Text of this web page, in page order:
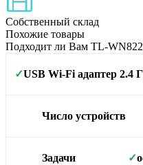
Собственный склад
Похожие товары
Подходит ли Вам TL-
Площадь покрытия
✓USB Wi-Fi адаптер 2.4
Число устройств
Задачи ✓